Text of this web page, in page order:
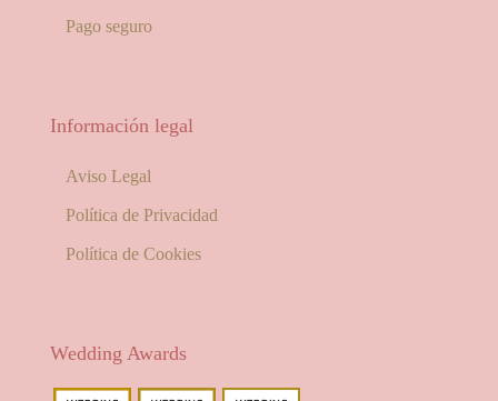
Pago seguro
Información legal
Aviso Legal
Política de Privacidad
Política de Cookies
Wedding Awards